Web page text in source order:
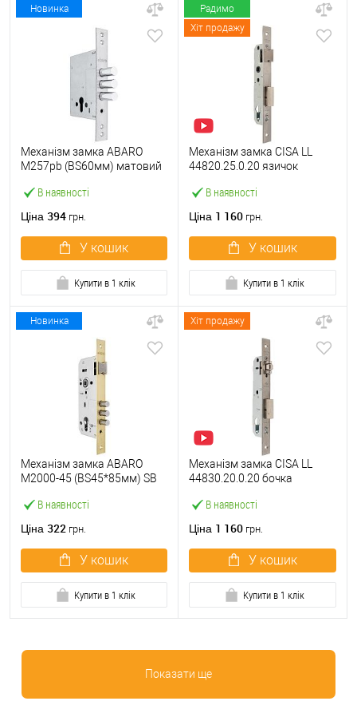
Новинка
В наявності
Механізм замка ABARO
M257pb (BS60мм) матовий
планки
Ціна 394 грн.
У кошик
Купити в 1 клік
Радимо
Хіт продажу
В наявності
Механізм замка CISA LL
44820.25.0.20 язичок
нержавіюча сталь
Ціна 1 160 грн.
У кошик
Купити в 1 клік
Новинка
В наявності
Механізм замка ABARO
M2000-45 (BS45*85мм) SB
Ціна 322 грн.
У кошик
Купити в 1 клік
Хіт продажу
В наявності
Механізм замка CISA LL
44830.20.0.20 бочка
нержавіюча сталь
Ціна 1 160 грн.
У кошик
Купити в 1 клік
Показати ще